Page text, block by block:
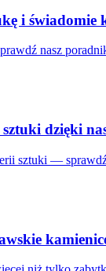
i
nasz
sztuki dzięki
sztuki —